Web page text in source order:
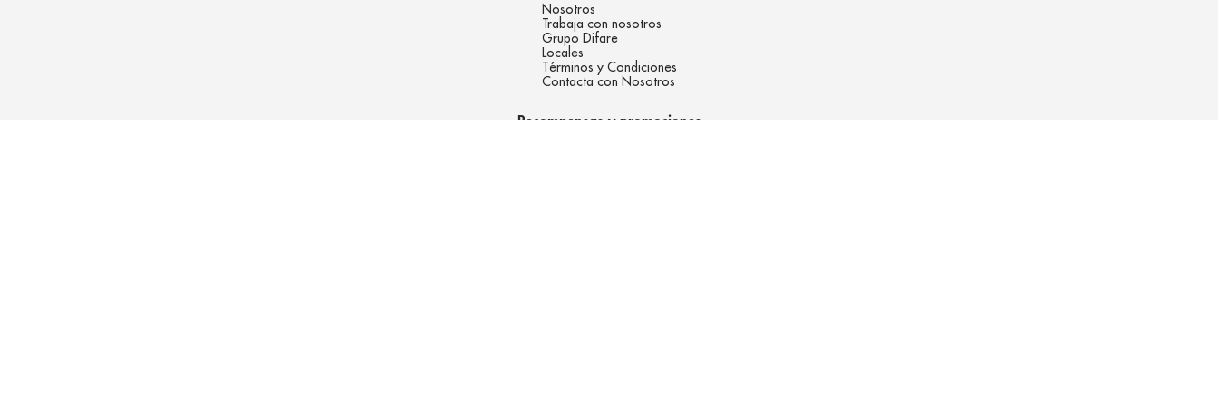
Nosotros
Trabaja con nosotros
Grupo Difare
Locales
Términos y Condiciones
Contacta con Nosotros
Recompensas y promociones